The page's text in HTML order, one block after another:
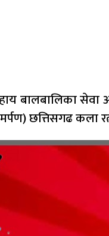
बालबालिका सेवा
छत्तिसगढ कला